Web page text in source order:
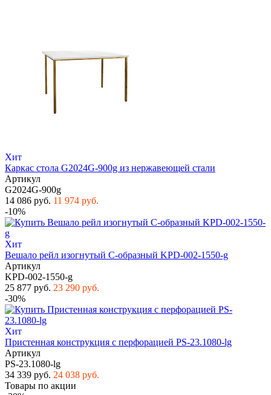
Хит
Каркас стола G2024G-900g из нержавеющей стали
Артикул
G2024G-900g
14 086 руб. 11 974 руб.
-10%
Хит
Вешало рейл изогнутый С-образный KPD-002-1550-g
Артикул
KPD-002-1550-g
25 877 руб. 23 290 руб.
-30%
Хит
Пристенная конструкция с перфорацией PS-23.1080-lg
Артикул
PS-23.1080-lg
34 339 руб. 24 038 руб.
Товары по акции